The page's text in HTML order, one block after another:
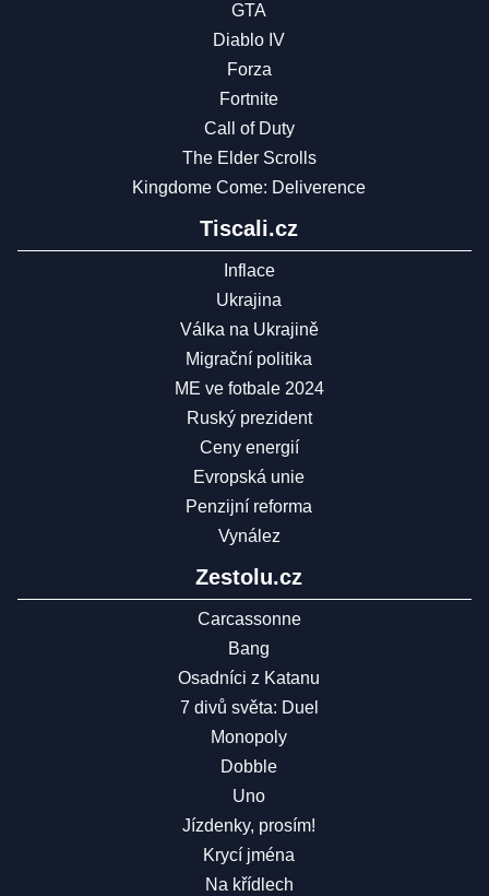
GTA
Diablo IV
Forza
Fortnite
Call of Duty
The Elder Scrolls
Kingdome Come: Deliverence
Tiscali.cz
Inflace
Ukrajina
Válka na Ukrajině
Migrační politika
ME ve fotbale 2024
Ruský prezident
Ceny energií
Evropská unie
Penzijní reforma
Vynález
Zestolu.cz
Carcassonne
Bang
Osadníci z Katanu
7 divů světa: Duel
Monopoly
Dobble
Uno
Jízdenky, prosím!
Krycí jména
Na křídlech